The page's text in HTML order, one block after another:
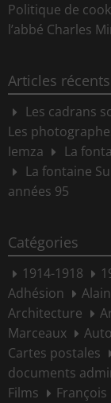
Politique de
l’abbé Charles
Articles récents
Les cadrans
Les
Iemza
La
La fontaine
années 95
Catégories
1914-1918
Adhésion
Architecture
Marceaux
Cartes postales
documents
Films